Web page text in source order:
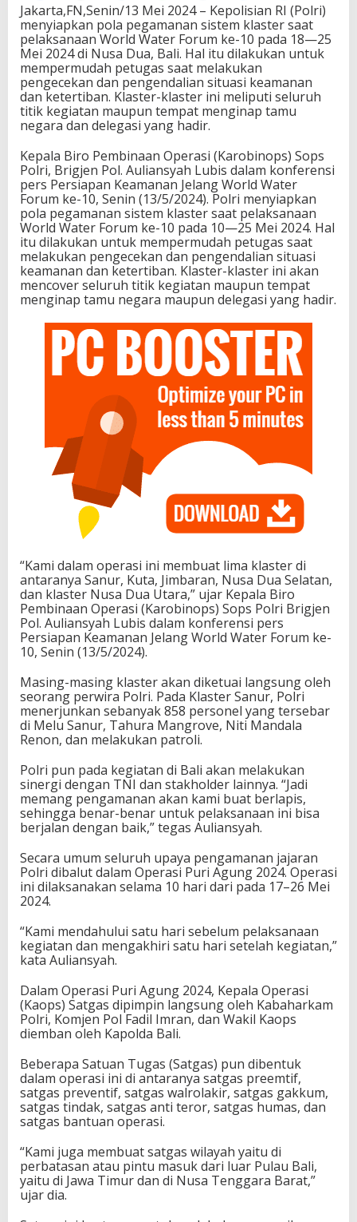
Jakarta,FN,Senin/13 Mei 2024 – Kepolisian RI (Polri)
menyiapkan pola pegamanan sistem klaster saat
pelaksanaan World Water Forum ke-10 pada 18—25
Mei 2024 di Nusa Dua, Bali. Hal itu dilakukan untuk
mempermudah petugas saat melakukan
pengecekan dan pengendalian situasi keamanan
dan ketertiban. Klaster-klaster ini meliputi seluruh
titik kegiatan maupun tempat menginap tamu
negara dan delegasi yang hadir.
Kepala Biro Pembinaan Operasi (Karobinops) Sops
Polri, Brigjen Pol. Auliansyah Lubis dalam konferensi
pers Persiapan Keamanan Jelang World Water
Forum ke-10, Senin (13/5/2024). Polri menyiapkan
pola pegamanan sistem klaster saat pelaksanaan
World Water Forum ke-10 pada 10—25 Mei 2024. Hal
itu dilakukan untuk mempermudah petugas saat
melakukan pengecekan dan pengendalian situasi
keamanan dan ketertiban. Klaster-klaster ini akan
mencover seluruh titik kegiatan maupun tempat
menginap tamu negara maupun delegasi yang hadir.
“Kami dalam operasi ini membuat lima klaster di
antaranya Sanur, Kuta, Jimbaran, Nusa Dua Selatan,
dan klaster Nusa Dua Utara,” ujar Kepala Biro
Pembinaan Operasi (Karobinops) Sops Polri Brigjen
Pol. Auliansyah Lubis dalam konferensi pers
Persiapan Keamanan Jelang World Water Forum ke-
10, Senin (13/5/2024).
Masing-masing klaster akan diketuai langsung oleh
seorang perwira Polri. Pada Klaster Sanur, Polri
menerjunkan sebanyak 858 personel yang tersebar
di Melu Sanur, Tahura Mangrove, Niti Mandala
Renon, dan melakukan patroli.
Polri pun pada kegiatan di Bali akan melakukan
sinergi dengan TNI dan stakholder lainnya. “Jadi
memang pengamanan akan kami buat berlapis,
sehingga benar-benar untuk pelaksanaan ini bisa
berjalan dengan baik,” tegas Auliansyah.
Secara umum seluruh upaya pengamanan jajaran
Polri dibalut dalam Operasi Puri Agung 2024. Operasi
ini dilaksanakan selama 10 hari dari pada 17–26 Mei
2024.
“Kami mendahului satu hari sebelum pelaksanaan
kegiatan dan mengakhiri satu hari setelah kegiatan,”
kata Auliansyah.
Dalam Operasi Puri Agung 2024, Kepala Operasi
(Kaops) Satgas dipimpin langsung oleh Kabaharkam
Polri, Komjen Pol Fadil Imran, dan Wakil Kaops
diemban oleh Kapolda Bali.
Beberapa Satuan Tugas (Satgas) pun dibentuk
dalam operasi ini di antaranya satgas preemtif,
satgas preventif, satgas walrolakir, satgas gakkum,
satgas tindak, satgas anti teror, satgas humas, dan
satgas bantuan operasi.
“Kami juga membuat satgas wilayah yaitu di
perbatasan atau pintu masuk dari luar Pulau Bali,
yaitu di Jawa Timur dan di Nusa Tenggara Barat,”
ujar dia.